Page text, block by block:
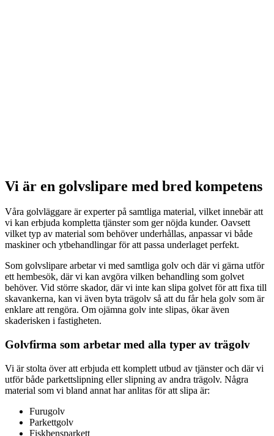
Vi är en golvslipare med bred kompetens
Våra golvläggare är experter på samtliga material, vilket innebär att
vi kan erbjuda kompletta tjänster som ger nöjda kunder. Oavsett
vilket typ av material som behöver underhållas, anpassar vi både
maskiner och ytbehandlingar för att passa underlaget perfekt.
Som golvslipare arbetar vi med samtliga golv och där vi gärna utför
ett hembesök, där vi kan avgöra vilken behandling som golvet
behöver. Vid större skador, där vi inte kan slipa golvet för att fixa till
skavankerna, kan vi även byta trägolv så att du får hela golv som är
enklare att rengöra. Om ojämna golv inte slipas, ökar även
skaderisken i fastigheten.
Golvfirma som arbetar med alla typer av trägolv
Vi är stolta över att erbjuda ett komplett utbud av tjänster och där vi
utför både parkettslipning eller slipning av andra trägolv. Några
material som vi bland annat har anlitas för att slipa är:
Furugolv
Parkettgolv
Fiskbensparkett